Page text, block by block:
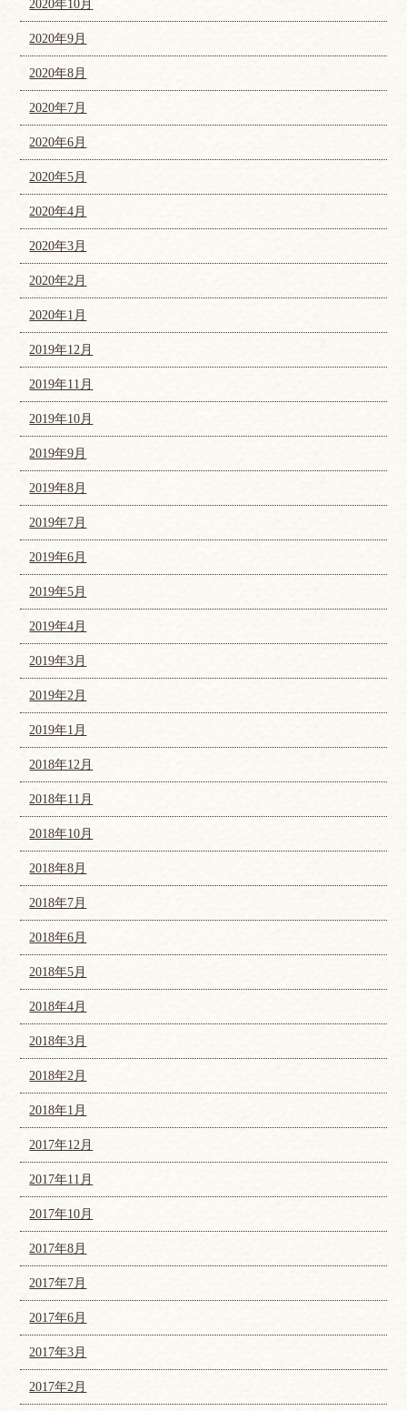
2020年10月
2020年9月
2020年8月
2020年7月
2020年6月
2020年5月
2020年4月
2020年3月
2020年2月
2020年1月
2019年12月
2019年11月
2019年10月
2019年9月
2019年8月
2019年7月
2019年6月
2019年5月
2019年4月
2019年3月
2019年2月
2019年1月
2018年12月
2018年11月
2018年10月
2018年8月
2018年7月
2018年6月
2018年5月
2018年4月
2018年3月
2018年2月
2018年1月
2017年12月
2017年11月
2017年10月
2017年8月
2017年7月
2017年6月
2017年3月
2017年2月